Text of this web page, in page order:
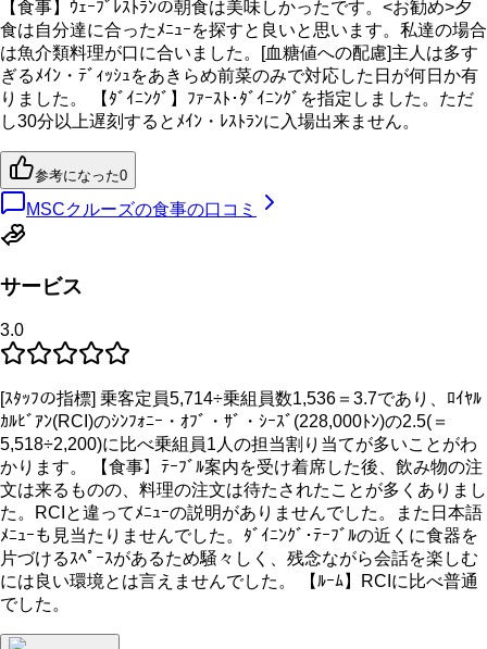
【食事】ｳｪｰﾌﾞﾚｽﾄﾗﾝの朝食は美味しかったです。<お勧め>夕
食は自分達に合ったﾒﾆｭｰを探すと良いと思います。私達の場合
は魚介類料理が口に合いました。[血糖値への配慮]主人は多す
ぎるﾒｲﾝ・ﾃﾞｨｯｼｭをあきらめ前菜のみで対応した日が何日か有
りました。 【ﾀﾞｲﾆﾝｸﾞ】ﾌｧｰｽﾄ･ﾀﾞｲﾆﾝｸﾞを指定しました。ただ
し30分以上遅刻するとﾒｲﾝ・ﾚｽﾄﾗﾝに入場出来ません。
参考になった0
MSCクルーズの食事の口コミ
サービス
3.0
[ｽﾀｯﾌの指標] 乗客定員5,714÷乗組員数1,536＝3.7であり、ﾛｲﾔﾙ
ｶﾙﾋﾞｱﾝ(RCI)のｼﾝﾌｫﾆｰ・ｵﾌﾞ・ｻﾞ・ｼｰｽﾞ(228,000ﾄﾝ)の2.5(＝
5,518÷2,200)に比べ乗組員1人の担当割り当てが多いことがわ
かります。 【食事】ﾃｰﾌﾞﾙ案内を受け着席した後、飲み物の注
文は来るものの、料理の注文は待たされたことが多くありまし
た。RCIと違ってﾒﾆｭｰの説明がありませんでした。また日本語
ﾒﾆｭｰも見当たりませんでした。ﾀﾞｲﾆﾝｸﾞ･ﾃｰﾌﾞﾙの近くに食器を
片づけるｽﾍﾟｰｽがあるため騒々しく、残念ながら会話を楽しむ
には良い環境とは言えませんでした。 【ﾙｰﾑ】RCIに比べ普通
でした。